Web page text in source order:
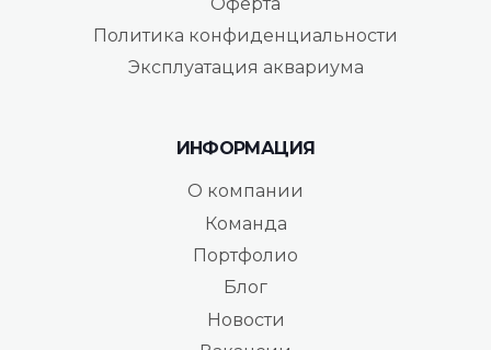
Политика конфиденциальности
Эксплуатация аквариума
ИНФОРМАЦИЯ
О компании
Команда
Портфолио
Блог
Новости